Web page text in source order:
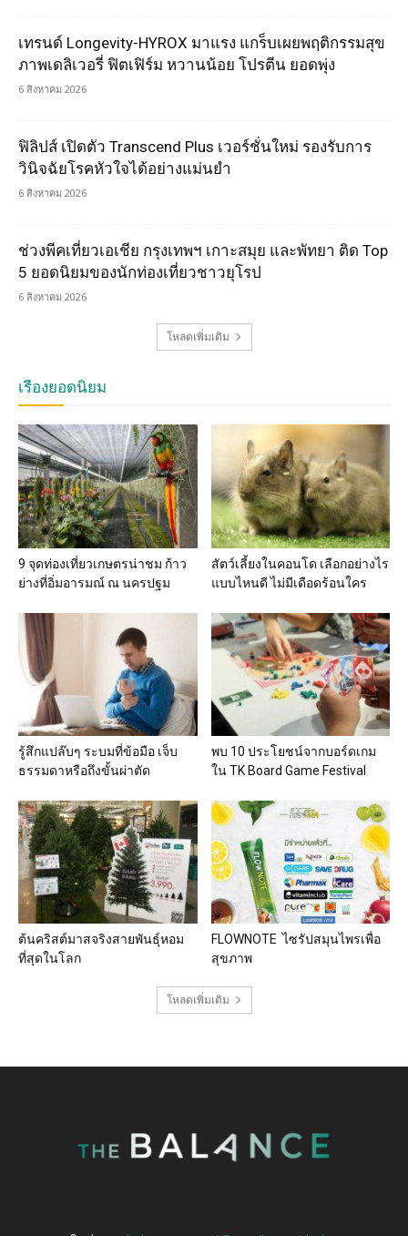
เทรนด์ Longevity-HYROX มาแรง แกร็บเผยพฤติกรรมสุข
ภาพเดลิเวอรี่ ฟิตเฟิร์ม หวานน้อย โปรตีน ยอดพุ่ง
6 สิงหาคม 2026
ฟิลิปส์ เปิดตัว Transcend Plus เวอร์ชั่นใหม่ รองรับการ
วินิจฉัยโรคหัวใจได้อย่างแม่นยำ
6 สิงหาคม 2026
ช่วงพีคเที่ยวเอเชีย กรุงเทพฯ เกาะสมุย และพัทยา ติด Top
5 ยอดนิยมของนักท่องเที่ยวชาวยุโรป
6 สิงหาคม 2026
โหลดเพิ่มเติม
เรื่องยอดนิยม
9 จุดท่องเที่ยวเกษตรน่าชม ก้าว
ย่างที่อิ่มอารมณ์ ณ นครปฐม
สัตว์เลี้ยงในคอนโด เลือกอย่างไร
แบบไหนดี ไม่มีเดือดร้อนใคร
รู้สึกแปล๊บๆ ระบมที่ข้อมือ เจ็บ
ธรรมดาหรือถึงขั้นผ่าตัด
พบ 10 ประโยชน์จากบอร์ดเกม
ใน TK Board Game Festival
ต้นคริสต์มาสจริงสายพันธุ์หอม
ที่สุดในโลก
FLOWNOTE ไซรัปสมุนไพรเพื่อ
สุขภาพ
โหลดเพิ่มเติม